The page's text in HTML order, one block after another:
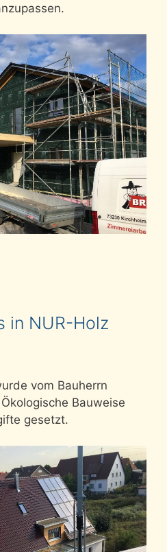
in NUR-Holz
vom Bauherrn
Bauweise
gesetzt.